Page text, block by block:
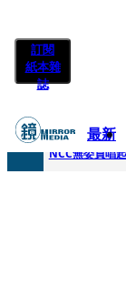
訂閱
紙本雜
誌
最新
快訊
NCC無委員唱